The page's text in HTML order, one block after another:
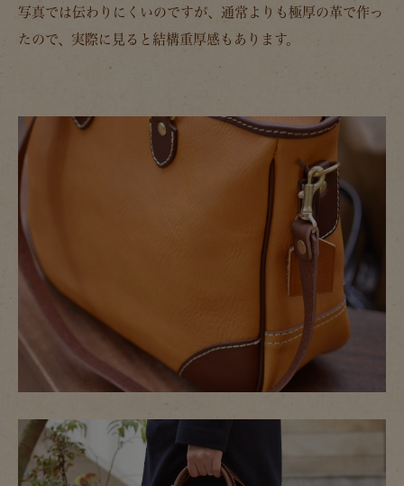
写真では伝わりにくいのですが、通常よりも極厚の革で作っ
たので、実際に見ると結構重厚感もあります。